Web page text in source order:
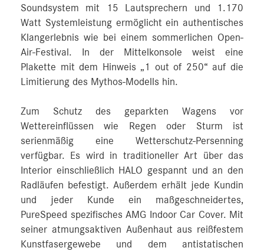
Soundsystem mit 15 Lautsprechern und 1.170
Watt Systemleistung ermöglicht ein authentisches
Klangerlebnis wie bei einem sommerlichen Open-
Air-Festival. In der Mittelkonsole weist eine
Plakette mit dem Hinweis „1 out of 250“ auf die
Limitierung des Mythos-Modells hin.
Zum Schutz des geparkten Wagens vor
Wettereinflüssen wie Regen oder Sturm ist
serienmäßig eine Wetterschutz-Persenning
verfügbar. Es wird in traditioneller Art über das
Interior einschließlich HALO gespannt und an den
Radläufen befestigt. Außerdem erhält jede Kundin
und jeder Kunde ein maßgeschneidertes,
PureSpeed spezifisches AMG Indoor Car Cover. Mit
seiner atmungsaktiven Außenhaut aus reißfestem
Kunstfasergewebe und dem antistatischen